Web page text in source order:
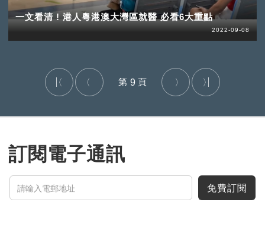
一文看清 ! 港人粵港澳大灣區就醫 必看6大重點
2022-09-08
9
訂閱電子通訊
免費訂閱